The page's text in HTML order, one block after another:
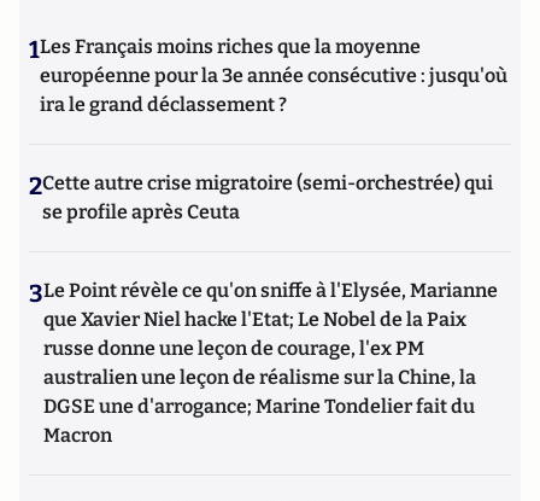
1Les Français moins riches que la moyenne
européenne pour la 3e année consécutive : jusqu'où
ira le grand déclassement ?
2Cette autre crise migratoire (semi-orchestrée) qui
se profile après Ceuta
3Le Point révèle ce qu'on sniffe à l'Elysée, Marianne
que Xavier Niel hacke l'Etat; Le Nobel de la Paix
russe donne une leçon de courage, l'ex PM
australien une leçon de réalisme sur la Chine, la
DGSE une d'arrogance; Marine Tondelier fait du
Macron